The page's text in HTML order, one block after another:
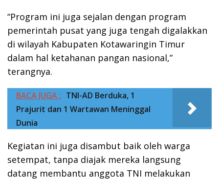
“Program ini juga sejalan dengan program
pemerintah pusat yang juga tengah digalakkan
di wilayah Kabupaten Kotawaringin Timur
dalam hal ketahanan pangan nasional,”
terangnya.
BACA JUGA : TNI-AD Berduka, 1
Prajurit dan 1 Wartawan Meninggal
Dunia
Kegiatan ini juga disambut baik oleh warga
setempat, tanpa diajak mereka langsung
datang membantu anggota TNI melakukan